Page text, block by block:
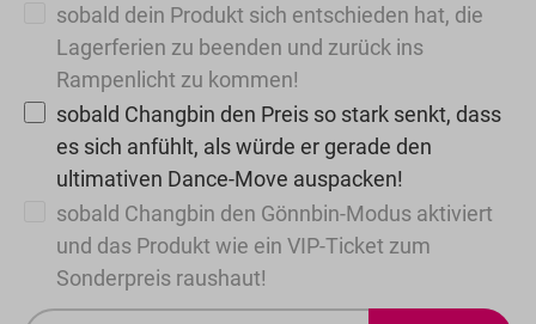
sobald dein Produkt sich entschieden hat, die
Lagerferien zu beenden und zurück ins
Rampenlicht zu kommen!
sobald Changbin den Preis so stark senkt, dass
es sich anfühlt, als würde er gerade den
ultimativen Dance-Move auspacken!
sobald Changbin den Gönnbin-Modus aktiviert
und das Produkt wie ein VIP-Ticket zum
Sonderpreis raushaut!